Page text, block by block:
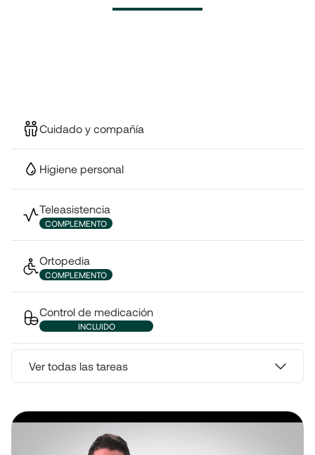
Cuidado y compañía
Higiene personal
Teleasistencia
COMPLEMENTO
Ortopedia
COMPLEMENTO
Control de medicación
INCLUIDO
Ver todas las tareas